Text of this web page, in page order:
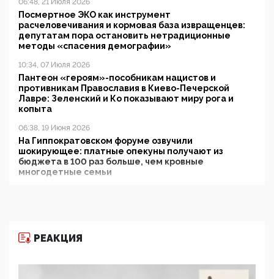
Посмертное ЭКО как инструмент
расчеловечивания и кормовая база извращенцев:
депутатам пора остановить нетрадиционные
методы «спасения демографии»
10:34, 07 Июля 2026
Пантеон «героям»-пособникам нацистов и
противникам Православия в Киево-Печерской
Лавре: Зеленский и Ко показывают миру рога и
копыта
06:38, 19 Июня 2026
На Гиппократовском форуме озвучили
шокирующее: платные опекуны получают из
бюджета в 100 раз больше, чем кровные
многодетные семьи
11:53, 09 Июня 2026
деятельность ИИТО ЮНЕСКО в России, но
цифроглобалисты продолжают определять
РЕАКЦИЯ